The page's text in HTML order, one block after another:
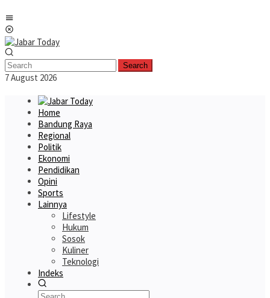
to
content
Search
7 August 2026
Home
Bandung Raya
Regional
Politik
Ekonomi
Pendidikan
Opini
Sports
Lainnya
Lifestyle
Hukum
Sosok
Kuliner
Teknologi
Indeks